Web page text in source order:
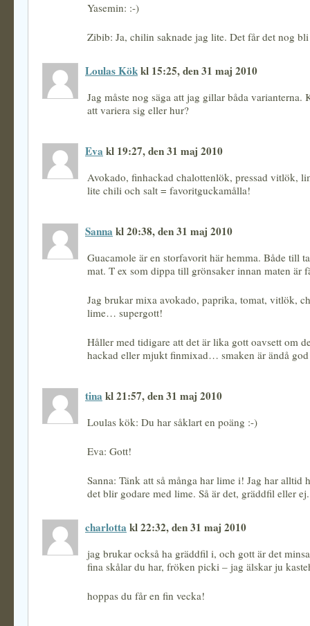
Yasemin: :-)
Zibib: Ja, chilin saknade jag lite. Det får det nog
Loulas Kökkl 15:25, den 31 maj 2010
Jag måste nog säga att jag gillar båda varianterna.
att variera sig eller hur?
Eva kl 19:27, den 31 maj 2010
Avokado, finhackad chalottenlök, pressad vitlök,
lite chili och salt = favoritguckamålla!
Sanna kl 20:38, den 31 maj 2010
Guacamole är en storfavorit här hemma. Både till
mat. T ex som dippa till grönsaker innan maten är
Jag brukar mixa avokado, paprika, tomat, vitlök,
lime… supergott!
Håller med tidigare att det är lika gott oavsett om
hackad eller mjukt finmixad… smaken är ändå
tina kl 21:57, den 31 maj 2010
Loulas kök: Du har såklart en poäng :-)
Eva: Gott!
Sanna: Tänk att så många har lime i! Jag har alltid
det blir godare med lime. Så är det, gräddfil eller ej.
charlotta kl 22:32, den 31 maj 2010
jag brukar också ha gräddfil i, och gott är det
fina skålar du har, fröken picki – jag älskar ju
hoppas du får en fin vecka!